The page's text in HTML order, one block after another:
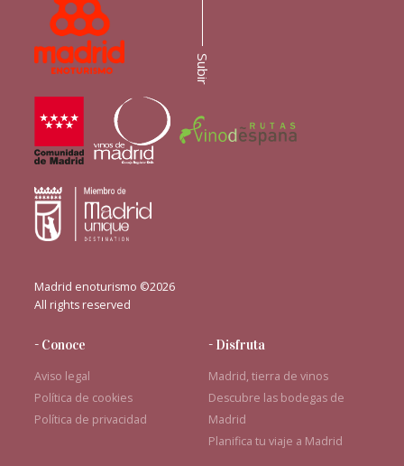
Madrid enoturismo ©2026
All rights reserved
- Conoce
Aviso legal
Política de cookies
Política de privacidad
- Disfruta
Madrid, tierra de vinos
Descubre las bodegas de
Madrid
Planifica tu viaje a Madrid
Subir